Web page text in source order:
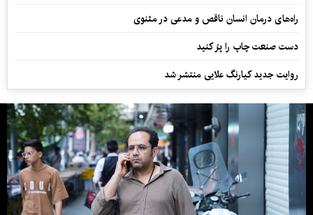
راه‌های درمان انسان ناقص و مدعی در مثنوی
دست صنعت چاپ را پرُ کنید
روایت جدید کیارنگ علایی منتشر شد